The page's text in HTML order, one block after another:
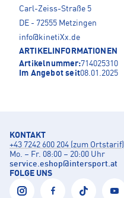
Carl-Zeiss-Straße 5
DE - 72555 Metzingen
info@kinetiXx.de
ARTIKELINFORMATIONEN
Artikelnummer:714025310
Im Angebot seit08.01.2025
KONTAKT
+43 7242 600 204 (zum Ortstarif)
Mo. – Fr. 08:00 – 20:00 Uhr
service.eshop@intersport.at
FOLGE UNS